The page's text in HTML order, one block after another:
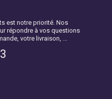
est notre priorité. Nos
répondre à vos questions
votre livraison, ...